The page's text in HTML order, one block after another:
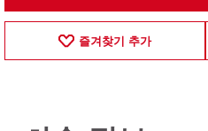
즐겨찾기 추가